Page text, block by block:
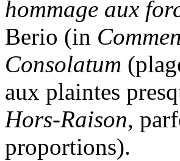
hommage aux
Berio (in
Consolatum
aux plaintes
Hors-Raison,
proportions).